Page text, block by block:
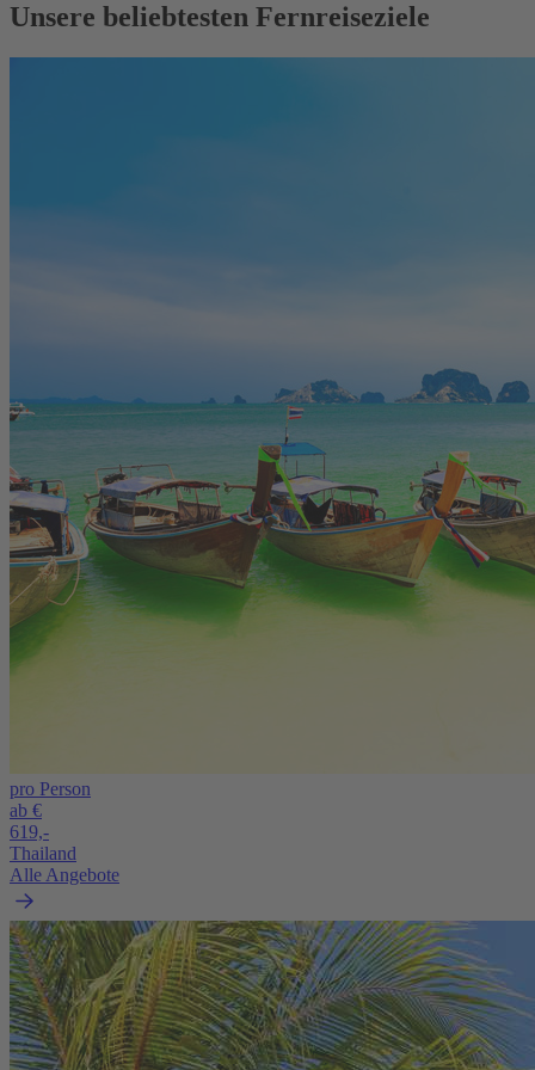
Unsere beliebtesten Fernreiseziele
pro Person
ab €
619,-
Thailand
Alle Angebote